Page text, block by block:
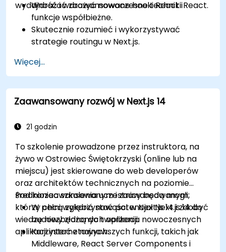
wydajność i wdrożyć nowoczesne techniki React.
Wdrażać zaawansowane hooki React i
funkcje współbieżne.
Skutecznie rozumieć i wykorzystywać
strategie routingu w Next.js.
akcje serwerowe i hybrydowe podejścia do
renderowania.
Optymalizować pobieranie danych,
buforowanie i inkrementalną regenerację
Używać Next.js jako rozwiązania
Runtime.
Zarządzać stanem przy użyciu React
Context, Redux i bibliotek stanu atomowego.
Optymalizować wydajność aplikacji pod
kątem Web Core Vitals.
Testować, monitorować i efektywnie
wdrażać aplikacje Next.js.
Więcej...
Zaawansowany rozwój w Next.js 14
21 godzin
To szkolenie prowadzone przez instruktora, na
żywo w Ostrowiec Świętokrzyski (online lub na
miejscu) jest skierowane do web developerów
oraz architektów technicznych na poziomie
średniozaawansowanym i zaawansowanym,
którzy chcą zgłębić nowości w Next.js 14 i zdobyć
wiedzę niezbędną do tworzenia nowoczesnych
aplikacji internetowych.
Pod koniec szkolenia uczestnicy będą mogli:
W pełni wykorzystać potencjał Next.js 14 do
budowy złożonych aplikacji.
Korzystać z najnowszych funkcji, takich jak
Middleware, React Server Components i